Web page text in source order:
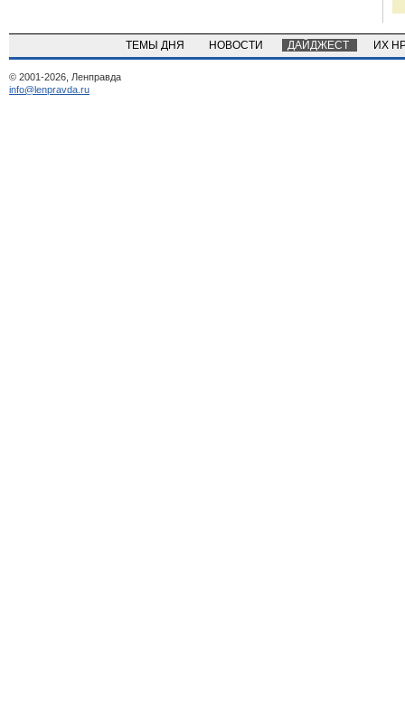
ТЕМЫ ДНЯ НОВОСТИ ДАЙДЖЕСТ ИХ
© 2001-2026, Ленправда
info@lenpravda.ru